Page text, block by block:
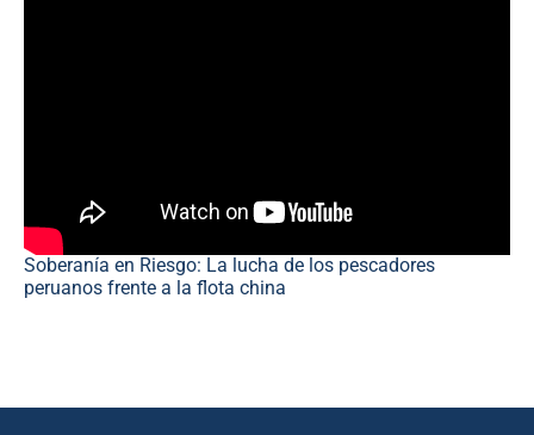
Soberanía en Riesgo: La lucha de los pescadores
peruanos frente a la flota china